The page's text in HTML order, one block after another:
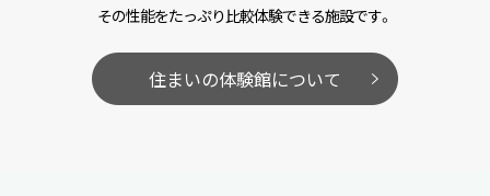
その性能をたっぷり比較体験できる施設です。
住まいの体験館について